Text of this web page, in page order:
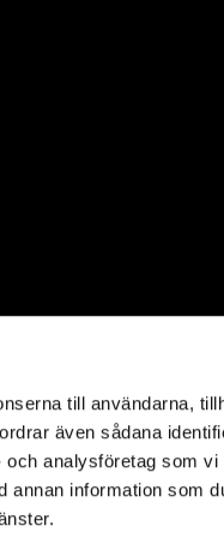
till användarna,
även sådana
och analysföretag som vi
annan information som